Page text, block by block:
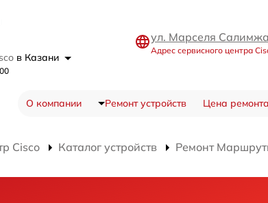
в Казани
ул. Марселя
Адрес сервисного центра
О компании Ремонт устройств Цена ремонта
Cisco Каталог устройств Ремонт